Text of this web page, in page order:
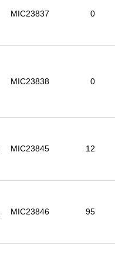
MIC23837 0
MIC23838 0
MIC23845 12
MIC23846 95